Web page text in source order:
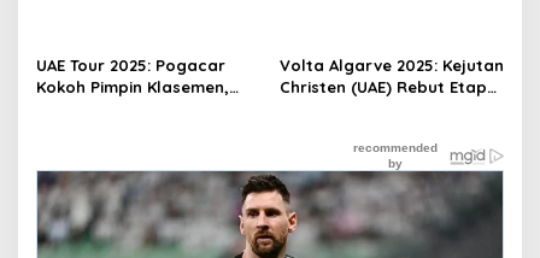
UAE Tour 2025: Pogacar
Kokoh Pimpin Klasemen,
Volta Algarve 2025: Kejutan
Christen (UAE) Rebut Etape